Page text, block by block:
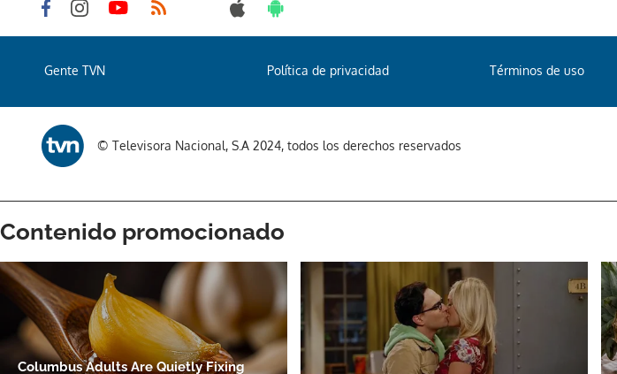
Gente TVN Política de privacidad Términos de uso
© Televisora Nacional, S.A 2024, todos los derechos reservados